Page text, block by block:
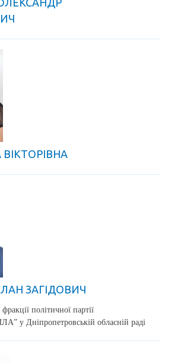
ЗАГІДОВИЧ
політичної партії
у Дніпропетровській обласній раді